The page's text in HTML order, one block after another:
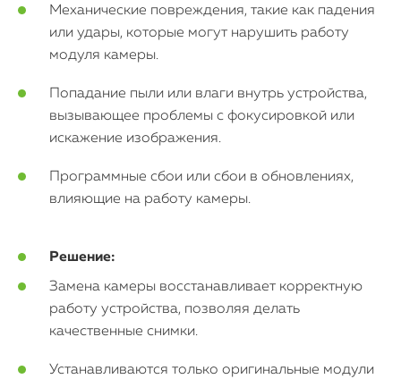
iPhone
MacBook
Watch
iPad
iMac
О нас
Контакты
Механические повреждения, такие как падения
или удары, которые могут нарушить работу
модуля камеры.
Попадание пыли или влаги внутрь устройства,
вызывающее проблемы с фокусировкой или
искажение изображения.
Программные сбои или сбои в обновлениях,
влияющие на работу камеры.
Решение:
Замена камеры восстанавливает корректную
работу устройства, позволяя делать
качественные снимки.
Устанавливаются только оригинальные модули